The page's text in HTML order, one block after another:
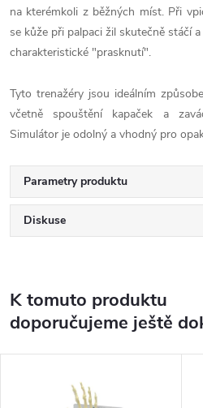
na kterémkoli z běžných míst. Při
se kůže při palpaci žil skutečně stáčí
charakteristické "prasknutí".
Tyto trenažéry jsou ideálním
včetně spouštění kapaček a
Simulátor je odolný a vhodný pro
Parametry produktu
Diskuse
K tomuto produktu
doporučujeme ještě